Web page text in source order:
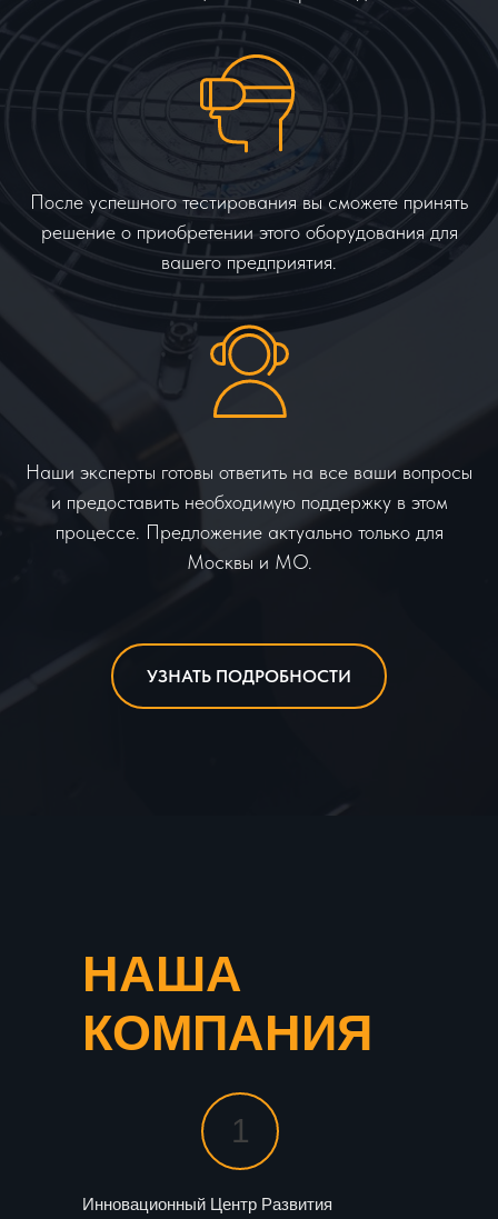
После успешного тестирования вы сможете принять
решение о приобретении этого оборудования для
вашего предприятия.
Наши эксперты готовы ответить на все ваши вопросы
и предоставить необходимую поддержку в этом
процессе. Предложение актуально только для
Москвы и МО.
УЗНАТЬ ПОДРОБНОСТИ
1
НАША
КОМПАНИЯ
Инновационный Центр Развития